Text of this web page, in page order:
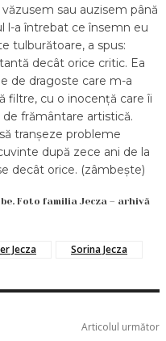
sau auzisem până
l-a întrebat ce însemn eu
tulburătoare, a spus:
decât orice critic. Ea
de dragoste care m-a
filtre, cu o inocență care îi
frământare artistică.
tranșeze probleme
după zece ani de la
decât orice. (zâmbește)
Foto familia Jecza – arhivă
Jecza Sorina Jecza
Articolul următor